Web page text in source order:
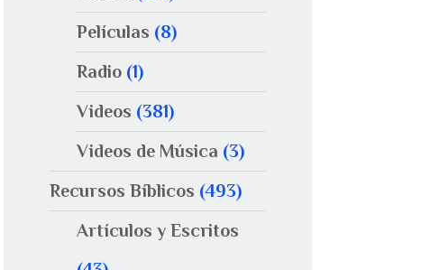
Películas (8)
Radio (1)
Videos (381)
Videos de Música (3)
Recursos Bíblicos (493)
Artículos y Escritos